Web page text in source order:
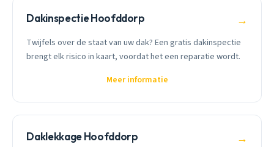
Dakinspectie Hoofddorp →
Twijfels over de staat van uw dak? Een gratis dakinspectie
brengt elk risico in kaart, voordat het een reparatie wordt.
Meer informatie
Daklekkage Hoofddorp →